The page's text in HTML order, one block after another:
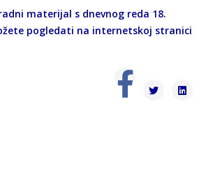
materijal s dnevnog reda 18.
pogledati na internetskoj stranici